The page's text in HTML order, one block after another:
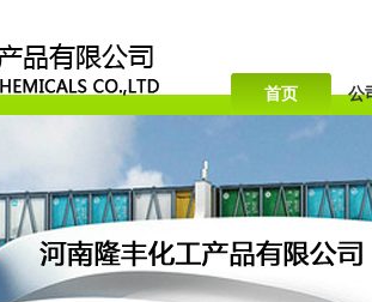
首页 公